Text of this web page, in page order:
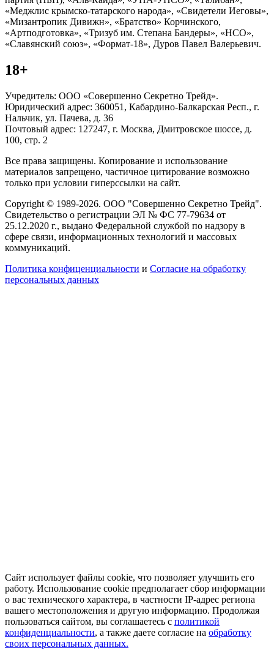
«Меджлис крымско-татарского народа», «Свидетели Иеговы»,
«Мизантропик Дивижн», «Братство» Корчинского,
«Артподготовка», «Тризуб им. Степана Бандеры», «НСО»,
«Славянский союз», «Формат-18», Дуров Павел Валерьевич.
18+
Учредитель: ООО «Совершенно Секретно Трейд».
Юридический адрес: 360051, Кабардино-Балкарская Респ., г.
Нальчик, ул. Пачева, д. 36
Почтовый адрес: 127247, г. Москва, Дмитровское шоссе, д.
100, стр. 2
Все права защищены. Копирование и использование
материалов запрещено, частичное цитирование возможно
только при условии гиперссылки на сайт.
Copyright © 1989-2026. ООО "Совершенно Секретно Трейд".
Свидетельство о регистрации ЭЛ № ФС 77-79634 от
25.12.2020 г., выдано Федеральной службой по надзору в
сфере связи, информационных технологий и массовых
коммуникаций.
Политика конфиценциальности и Согласие на обработку
персональных данных
Сайт использует файлы cookie, что позволяет улучшить его
работу. Использование cookie предполагает сбор информации
о вас технического характера, в частности IP-адрес региона
вашего местоположения и другую информацию. Продолжая
пользоваться сайтом, вы соглашаетесь с политикой
конфиденциальности, а также даете согласие на обработку
своих персональных данных.